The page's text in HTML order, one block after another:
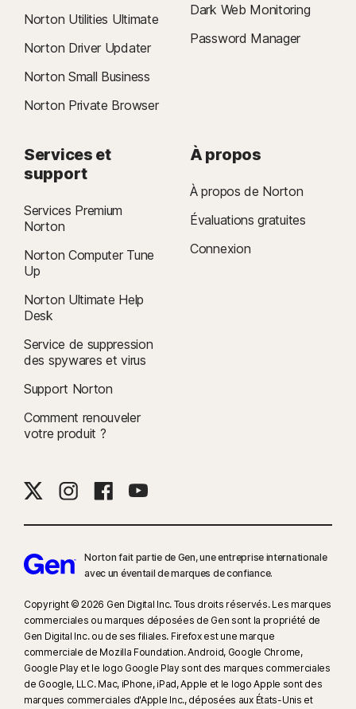
Norton Utilities Ultimate
Norton Driver Updater
Norton Small Business
Norton Private Browser
Dark Web Monitoring
Password Manager
Services et
support
Services Premium
Norton
Norton Computer Tune
Up
Norton Ultimate Help
Desk
Service de suppression
des spywares et virus
Support Norton
Comment renouveler
votre produit ?
À propos
À propos de Norton
Évaluations gratuites
Connexion
Norton fait partie de Gen, une entreprise internationale
avec un éventail de marques de confiance.​
Copyright © 2026 Gen Digital Inc. Tous droits réservés. Les marques
commerciales ou marques déposées de Gen sont la propriété de
Gen Digital Inc. ou de ses filiales. Firefox est une marque
commerciale de Mozilla Foundation. Android, Google Chrome,
Google Play et le logo Google Play sont des marques commerciales
de Google, LLC. Mac, iPhone, iPad, Apple et le logo Apple sont des
marques commerciales d'Apple Inc., déposées aux États-Unis et